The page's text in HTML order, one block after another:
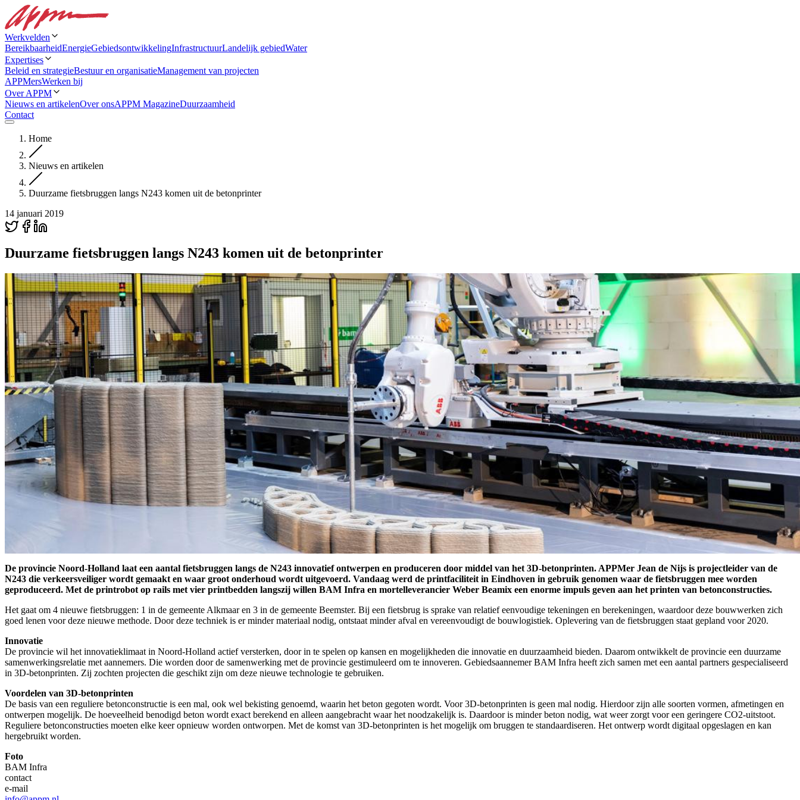
Werkvelden
BereikbaarheidEnergieGebiedsontwikkelingInfrastructuurLandelijk gebiedWater
Expertises
Beleid en strategieBestuur en organisatieManagement van projecten
APPMersWerken bij
Over APPM
Nieuws en artikelenOver onsAPPM MagazineDuurzaamheid
Contact
Home
Nieuws en artikelen
Duurzame fietsbruggen langs N243 komen uit de betonprinter
14 januari 2019
Duurzame fietsbruggen langs N243 komen uit de betonprinter
De provincie Noord-Holland laat een aantal fietsbruggen langs de N243 innovatief ontwerpen en produceren door middel van het 3D-betonprinten. APPMer Jean de Nijs is projectleider van de
N243 die verkeersveiliger wordt gemaakt en waar groot onderhoud wordt uitgevoerd. Vandaag werd de printfaciliteit in Eindhoven in gebruik genomen waar de fietsbruggen mee worden
geproduceerd. Met de printrobot op rails met vier printbedden langszij willen BAM Infra en mortelleverancier Weber Beamix een enorme impuls geven aan het printen van betonconstructies.
Het gaat om 4 nieuwe fietsbruggen: 1 in de gemeente Alkmaar en 3 in de gemeente Beemster. Bij een fietsbrug is sprake van relatief eenvoudige tekeningen en berekeningen, waardoor deze bouwwerken zich
goed lenen voor deze nieuwe methode. Door deze techniek is er minder materiaal nodig, ontstaat minder afval en vereenvoudigt de bouwlogistiek. Oplevering van de fietsbruggen staat gepland voor 2020.
Innovatie
De provincie wil het innovatieklimaat in Noord-Holland actief versterken, door in te spelen op kansen en mogelijkheden die innovatie en duurzaamheid bieden. Daarom ontwikkelt de provincie een duurzame
samenwerkingsrelatie met aannemers. Die worden door de samenwerking met de provincie gestimuleerd om te innoveren. Gebiedsaannemer BAM Infra heeft zich samen met een aantal partners gespecialiseerd
in 3D-betonprinten. Zij zochten projecten die geschikt zijn om deze nieuwe technologie te gebruiken.
Voordelen van 3D-betonprinten
De basis van een reguliere betonconstructie is een mal, ook wel bekisting genoemd, waarin het beton gegoten wordt. Voor 3D-betonprinten is geen mal nodig. Hierdoor zijn alle soorten vormen, afmetingen en
ontwerpen mogelijk. De hoeveelheid benodigd beton wordt exact berekend en alleen aangebracht waar het noodzakelijk is. Daardoor is minder beton nodig, wat weer zorgt voor een geringere CO2-uitstoot.
Reguliere betonconstructies moeten elke keer opnieuw worden ontworpen. Met de komst van 3D-betonprinten is het mogelijk om bruggen te standaardiseren. Het ontwerp wordt digitaal opgeslagen en kan
hergebruikt worden.
Foto
BAM Infra
contact
e-mail